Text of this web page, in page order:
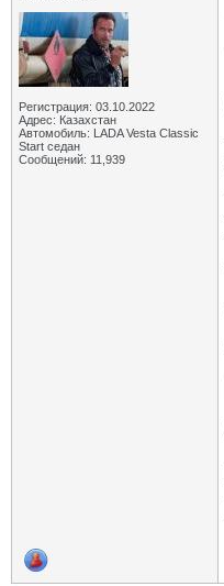
Регистрация: 03.10.2022
Адрес: Казахстан
Автомобиль: LADA Vesta Classic
Start седан
Сообщений: 11,939